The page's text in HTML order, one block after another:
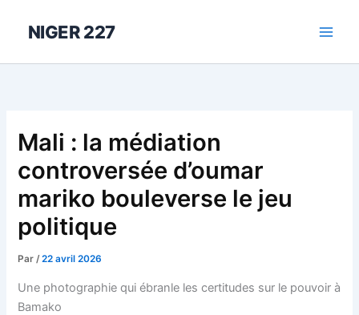
NIGER 227
Mali : la médiation
controversée d’oumar
mariko bouleverse le jeu
politique
Par/22 avril 2026
Une photographie qui ébranle les certitudes sur le pouvoir à
Bamako